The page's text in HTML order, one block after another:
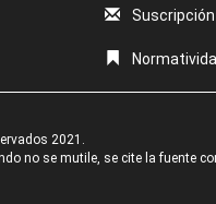
2021.
no se mutile, se cite la fuente